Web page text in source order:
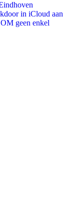
in iCloud aan
geen enkel